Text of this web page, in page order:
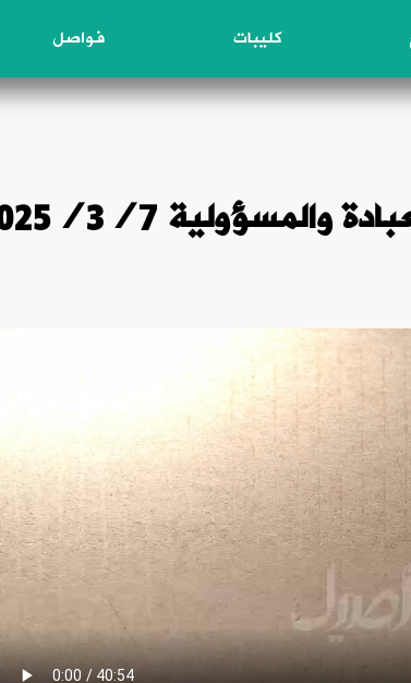
كليبات فواصل
2025/3/7